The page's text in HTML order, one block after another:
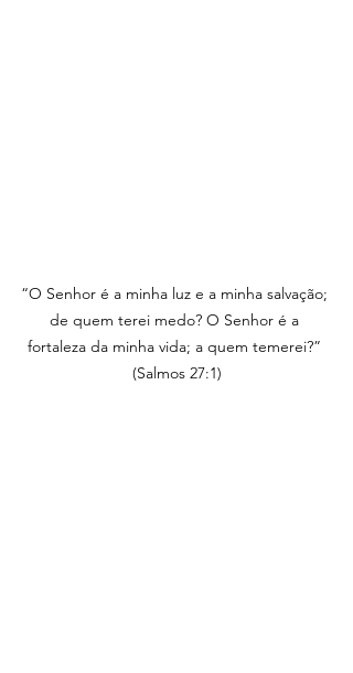
“O Senhor é a minha luz e a minha salvação;
de quem terei medo? O Senhor é a
fortaleza da minha vida; a quem temerei?”
(Salmos 27:1)